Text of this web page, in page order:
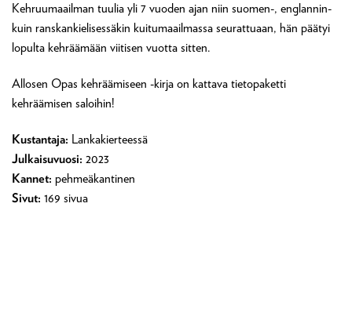
Kehruumaailman tuulia yli 7 vuoden ajan niin suomen-, englannin-
kuin ranskankielisessäkin kuitumaailmassa seurattuaan, hän päätyi
lopulta kehräämään viitisen vuotta sitten.
Allosen Opas kehräämiseen -kirja on kattava tietopaketti
kehräämisen saloihin!
Kustantaja: Lankakierteessä
Julkaisuvuosi: 2023
Kannet: pehmeäkantinen
Sivut: 169 sivua